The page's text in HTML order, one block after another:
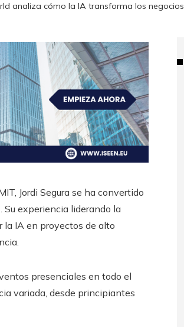
analiza cómo la IA transforma los negocios
Jordi Segura se ha convertido
experiencia liderando la
IA en proyectos de alto
presenciales en todo el
variada, desde principiantes